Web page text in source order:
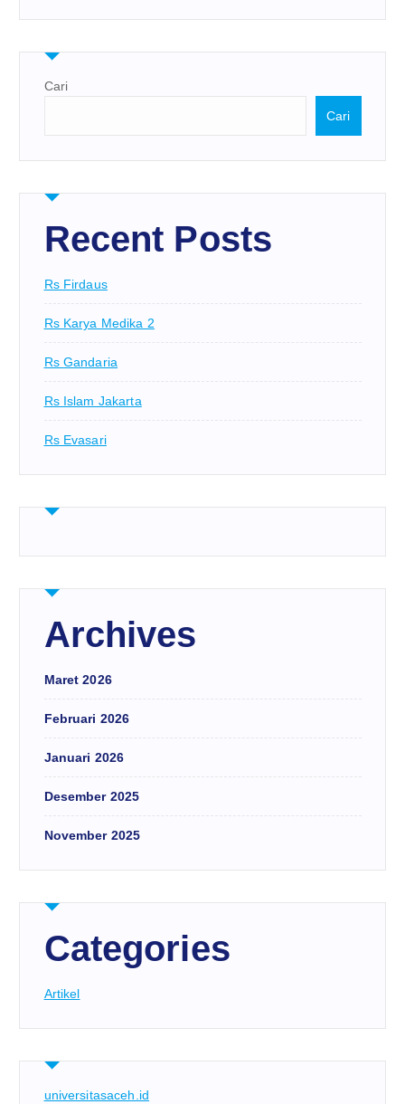
Cari
Cari
Recent Posts
Rs Firdaus
Rs Karya Medika 2
Rs Gandaria
Rs Islam Jakarta
Rs Evasari
Archives
Maret 2026
Februari 2026
Januari 2026
Desember 2025
November 2025
Categories
Artikel
universitasaceh.id